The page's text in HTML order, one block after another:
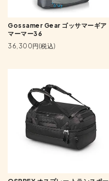
Gossamer Gear ゴッサマーギア
マーマー36
36,300円(税込)